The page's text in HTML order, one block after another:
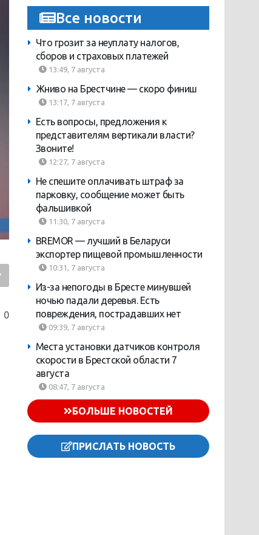
0
Все новости
Что грозит за неуплату налогов,
сборов и страховых платежей
13:49, 7 августа
Жниво на Брестчине — скоро финиш
13:17, 7 августа
Есть вопросы, предложения к
представителям вертикали власти?
Звоните!
12:27, 7 августа
Не спешите оплачивать штраф за
парковку, сообщение может быть
фальшивкой
11:30, 7 августа
BREMOR — лучший в Беларуси
экспортер пищевой промышленности
10:31, 7 августа
Из-за непогоды в Бресте минувшей
ночью падали деревья. Есть
повреждения, пострадавших нет
09:39, 7 августа
Места установки датчиков контроля
скорости в Брестской области 7
августа
08:47, 7 августа
БОЛЬШЕ НОВОСТЕЙ
ПРИСЛАТЬ НОВОСТЬ